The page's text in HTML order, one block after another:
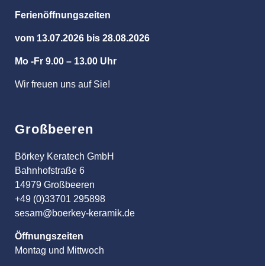
Ferienöffnungszeiten
vom 13.07.2026 bis 28.08.2026
Mo -Fr 9.00 – 13.00 Uhr
Wir freuen uns auf Sie!
Großbeeren
Börkey Keratech GmbH
Bahnhofstraße 6
14979 Großbeeren
+49 (0)33701 295898
sesam@boerkey-keramik.de
Öffnungszeiten
Montag und Mittwoch